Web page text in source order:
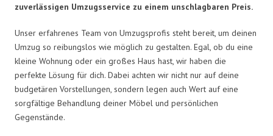
zuverlässigen Umzugsservice zu einem unschlagbaren Preis.
Unser erfahrenes Team von Umzugsprofis steht bereit, um deinen
Umzug so reibungslos wie möglich zu gestalten. Egal, ob du eine
kleine Wohnung oder ein großes Haus hast, wir haben die
perfekte Lösung für dich. Dabei achten wir nicht nur auf deine
budgetären Vorstellungen, sondern legen auch Wert auf eine
sorgfältige Behandlung deiner Möbel und persönlichen
Gegenstände.